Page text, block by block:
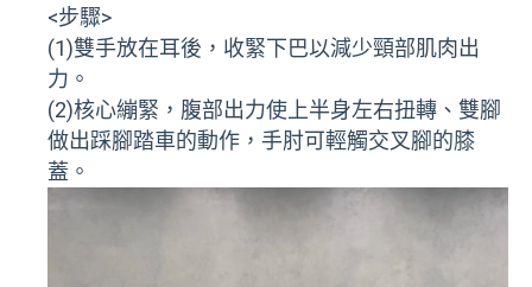
<步驟>
(1)雙手放在耳後，收緊下巴以減少頸部肌肉出
力。
(2)核心繃緊，腹部出力使上半身左右扭轉、雙腳
做出踩腳踏車的動作，手肘可輕觸交叉腳的膝
蓋。